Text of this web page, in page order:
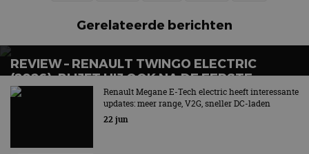
Gerelateerde berichten
REVIEW – RENAULT TWINGO ELECTRIC
(2026): BLIJFT HIJ OOK NA DE EERSTE
GLIMLACH LEUK?Renault Megane E-Tech electric heeft interessante
updates: meer range, V2G, sneller DC-laden
22 jun